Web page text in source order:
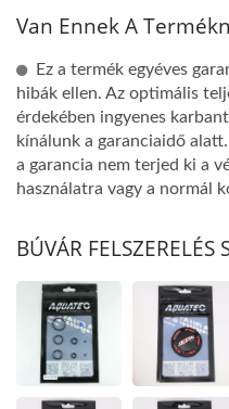
Van Ennek A
Ez a termék egyéves
hibák ellen. Az optimális
érdekében ingyenes
kínálunk a garanciaidő
a garancia nem terjed ki a
használatra vagy a normál
BÚVÁR